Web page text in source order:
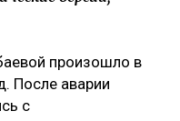
произошло в
После аварии
с